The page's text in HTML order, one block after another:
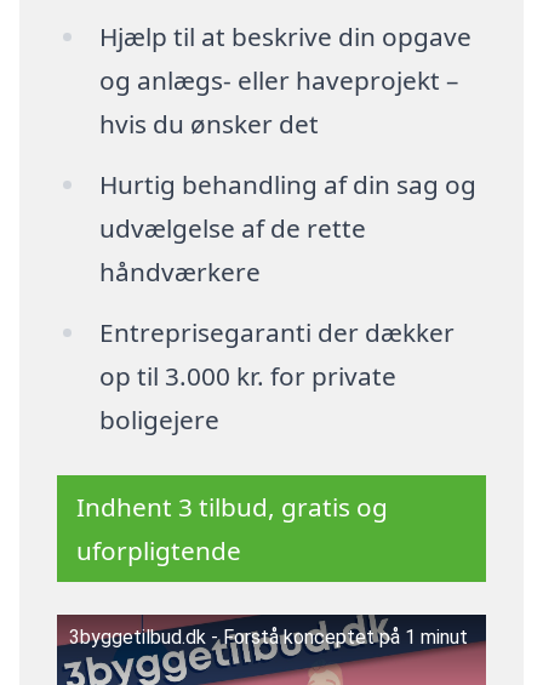
Hjælp til at beskrive din opgave
og anlægs- eller haveprojekt –
hvis du ønsker det
Hurtig behandling af din sag og
udvælgelse af de rette
håndværkere
Entreprisegaranti der dækker
op til 3.000 kr. for private
boligejere
Indhent 3 tilbud, gratis og
uforpligtende
3byggetilbud.dk - Forstå konceptet på 1 minut